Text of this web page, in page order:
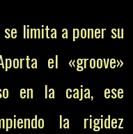
limita a poner su
el «groove»
en la caja, ese
la rigidez